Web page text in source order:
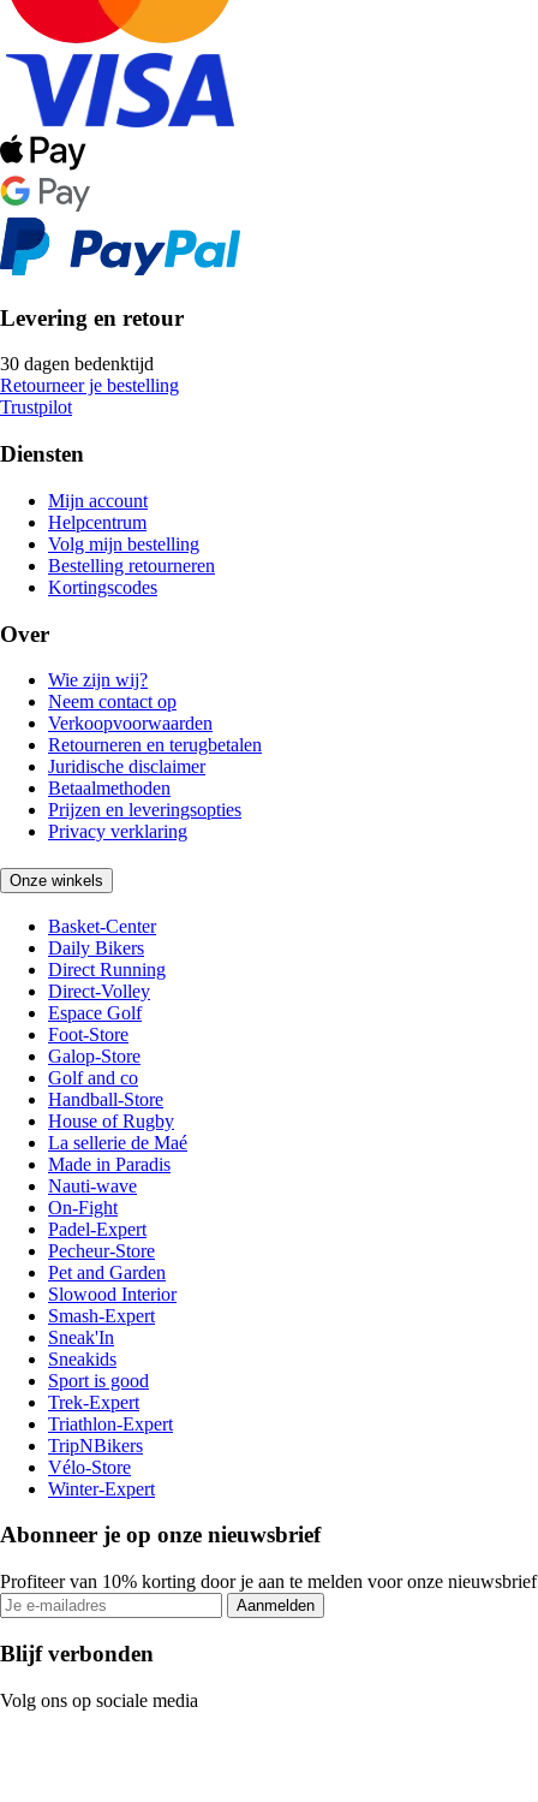
Levering en retour
30 dagen bedenktijd
Retourneer je bestelling
Trustpilot
Diensten
Mijn account
Helpcentrum
Volg mijn bestelling
Bestelling retourneren
Kortingscodes
Over
Wie zijn wij?
Neem contact op
Verkoopvoorwaarden
Retourneren en terugbetalen
Juridische disclaimer
Betaalmethoden
Prijzen en leveringsopties
Privacy verklaring
Onze winkels
Basket-Center
Daily Bikers
Direct Running
Direct-Volley
Espace Golf
Foot-Store
Galop-Store
Golf and co
Handball-Store
House of Rugby
La sellerie de Maé
Made in Paradis
Nauti-wave
On-Fight
Padel-Expert
Pecheur-Store
Pet and Garden
Slowood Interior
Smash-Expert
Sneak'In
Sneakids
Sport is good
Trek-Expert
Triathlon-Expert
TripNBikers
Vélo-Store
Winter-Expert
Abonneer je op onze nieuwsbrief
Profiteer van 10% korting door je aan te melden voor onze nieuwsbrief
Aanmelden
Blijf verbonden
Volg ons op sociale media